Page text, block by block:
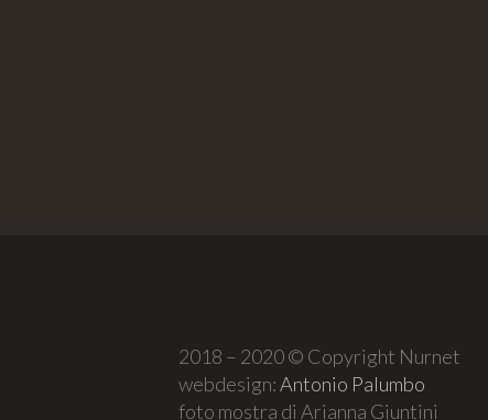
2018 – 2020 © Copyright Nurnet
webdesign:Antonio Palumbo
foto mostra di Arianna Giuntini